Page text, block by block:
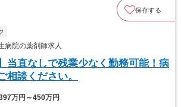
保存する
院の薬剤師求人
当直なしで残業少なく勤務可能！病
相談ください。
397万円～450万円